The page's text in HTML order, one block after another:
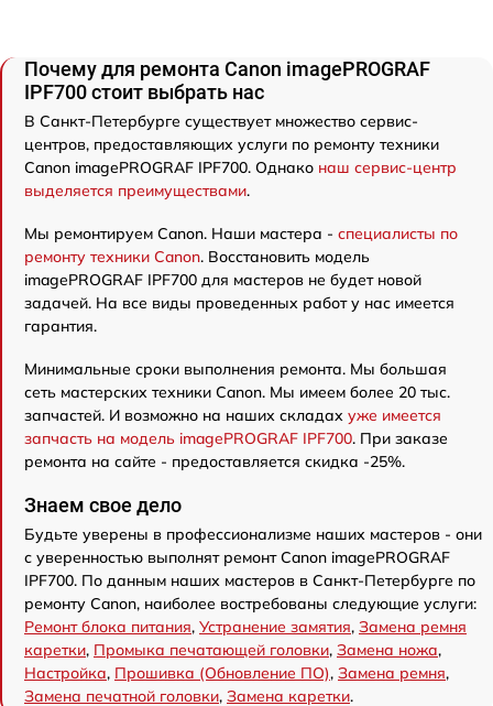
Почему для ремонта Canon imagePROGRAF
IPF700 стоит выбрать нас
В Санкт-Петербурге существует множество сервис-
центров, предоставляющих услуги по ремонту техники
Canon imagePROGRAF IPF700. Однако наш сервис-центр
выделяется преимуществами.
Мы ремонтируем Canon. Наши мастера - специалисты по
ремонту техники Canon. Восстановить модель
imagePROGRAF IPF700 для мастеров не будет новой
задачей. На все виды проведенных работ у нас имеется
гарантия.
Минимальные сроки выполнения ремонта. Мы большая
сеть мастерских техники Canon. Мы имеем более 20 тыс.
запчастей. И возможно на наших складах уже имеется
запчасть на модель imagePROGRAF IPF700. При заказе
ремонта на сайте - предоставляется скидка -25%.
Знаем свое дело
Будьте уверены в профессионализме наших мастеров - они
с уверенностью выполнят ремонт Canon imagePROGRAF
IPF700. По данным наших мастеров в Санкт-Петербурге по
ремонту Canon, наиболее востребованы следующие услуги:
Ремонт блока питания, Устранение замятия, Замена ремня
каретки, Промыка печатающей головки, Замена ножа,
Настройка, Прошивка (Обновление ПО), Замена ремня,
Замена печатной головки, Замена каретки.